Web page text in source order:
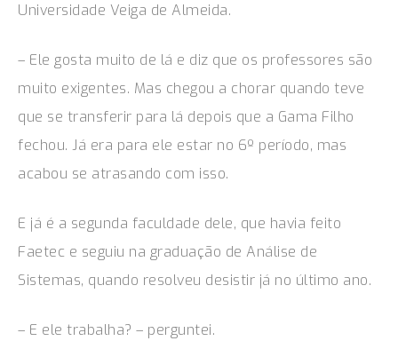
Universidade Veiga de Almeida.
– Ele gosta muito de lá e diz que os professores são
muito exigentes. Mas chegou a chorar quando teve
que se transferir para lá depois que a Gama Filho
fechou. Já era para ele estar no 6º período, mas
acabou se atrasando com isso.
E já é a segunda faculdade dele, que havia feito
Faetec e seguiu na graduação de Análise de
Sistemas, quando resolveu desistir já no último ano.
– E ele trabalha? – perguntei.